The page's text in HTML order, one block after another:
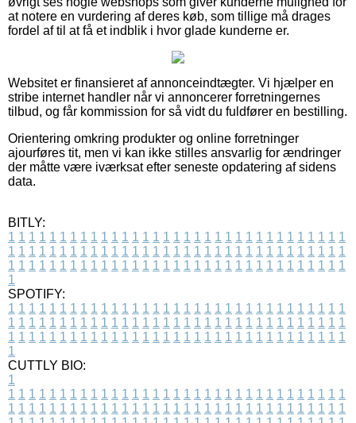
at notere en vurdering af deres køb, som tillige må drages
fordel af til at få et indblik i hvor glade kunderne er.
Websitet er finansieret af annonceindtægter. Vi hjælper en
stribe internet handler når vi annoncerer forretningernes
tilbud, og får kommission for så vidt du fuldfører en bestilling.
Orientering omkring produkter og online forretninger
ajourføres tit, men vi kan ikke stilles ansvarlig for ændringer
der måtte være iværksat efter seneste opdatering af sidens
data.
BITLY:
1 1 1 1 1 1 1 1 1 1 1 1 1 1 1 1 1 1 1 1 1 1 1 1 1 1 1 1 1 1 1 1 1
1 1 1 1 1 1 1 1 1 1 1 1 1 1 1 1 1 1 1 1 1 1 1 1 1 1 1 1 1 1 1 1 1
1 1 1 1 1 1 1 1 1 1 1 1 1 1 1 1 1 1 1 1 1 1 1 1 1 1 1 1 1 1 1 1 1
1
SPOTIFY:
1 1 1 1 1 1 1 1 1 1 1 1 1 1 1 1 1 1 1 1 1 1 1 1 1 1 1 1 1 1 1 1 1
1 1 1 1 1 1 1 1 1 1 1 1 1 1 1 1 1 1 1 1 1 1 1 1 1 1 1 1 1 1 1 1 1
1 1 1 1 1 1 1 1 1 1 1 1 1 1 1 1 1 1 1 1 1 1 1 1 1 1 1 1 1 1 1 1 1
1
CUTTLY BIO:
1
1 1 1 1 1 1 1 1 1 1 1 1 1 1 1 1 1 1 1 1 1 1 1 1 1 1 1 1 1 1 1 1 1
1 1 1 1 1 1 1 1 1 1 1 1 1 1 1 1 1 1 1 1 1 1 1 1 1 1 1 1 1 1 1 1 1